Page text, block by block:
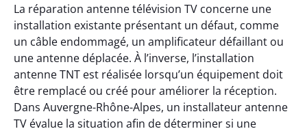
La réparation antenne télévision TV concerne une
installation existante présentant un défaut, comme
un câble endommagé, un amplificateur défaillant ou
une antenne déplacée. À l’inverse, l’installation
antenne TNT est réalisée lorsqu’un équipement doit
être remplacé ou créé pour améliorer la réception.
Dans Auvergne-Rhône-Alpes, un installateur antenne
TV évalue la situation afin de déterminer si une